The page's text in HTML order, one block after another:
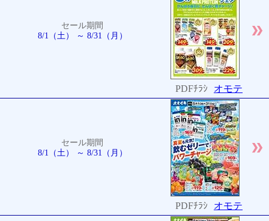
セール期間
8/1（土） ～ 8/31（月）
PDFﾁﾗｼ オモテ
セール期間
8/1（土） ～ 8/31（月）
PDFﾁﾗｼ オモテ